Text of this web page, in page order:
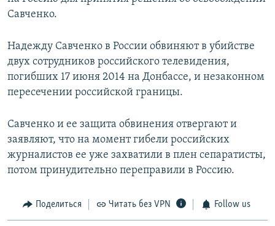
Савченко.
Надежду Савченко в России обвиняют в убийстве
двух сотрудников российского телевидения,
погибших 17 июня 2014 на Донбассе, и незаконном
пересечении российской границы.
Савченко и ее защита обвинения отвергают и
заявляют, что на момент гибели российских
журналистов ее уже захватили в плен сепаратисты,
потом принудительно переправили в Россию.
Поделиться Читать без VPN Follow us